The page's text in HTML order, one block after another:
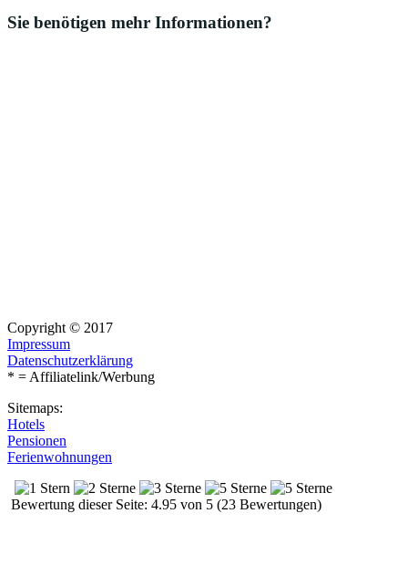
Sie benötigen mehr Informationen?
Copyright © 2017
Impressum
Datenschutzerklärung
* = Affiliatelink/Werbung
Sitemaps:
Hotels
Pensionen
Ferienwohnungen
Bewertung dieser Seite: 4.95 von 5 (23 Bewertungen)